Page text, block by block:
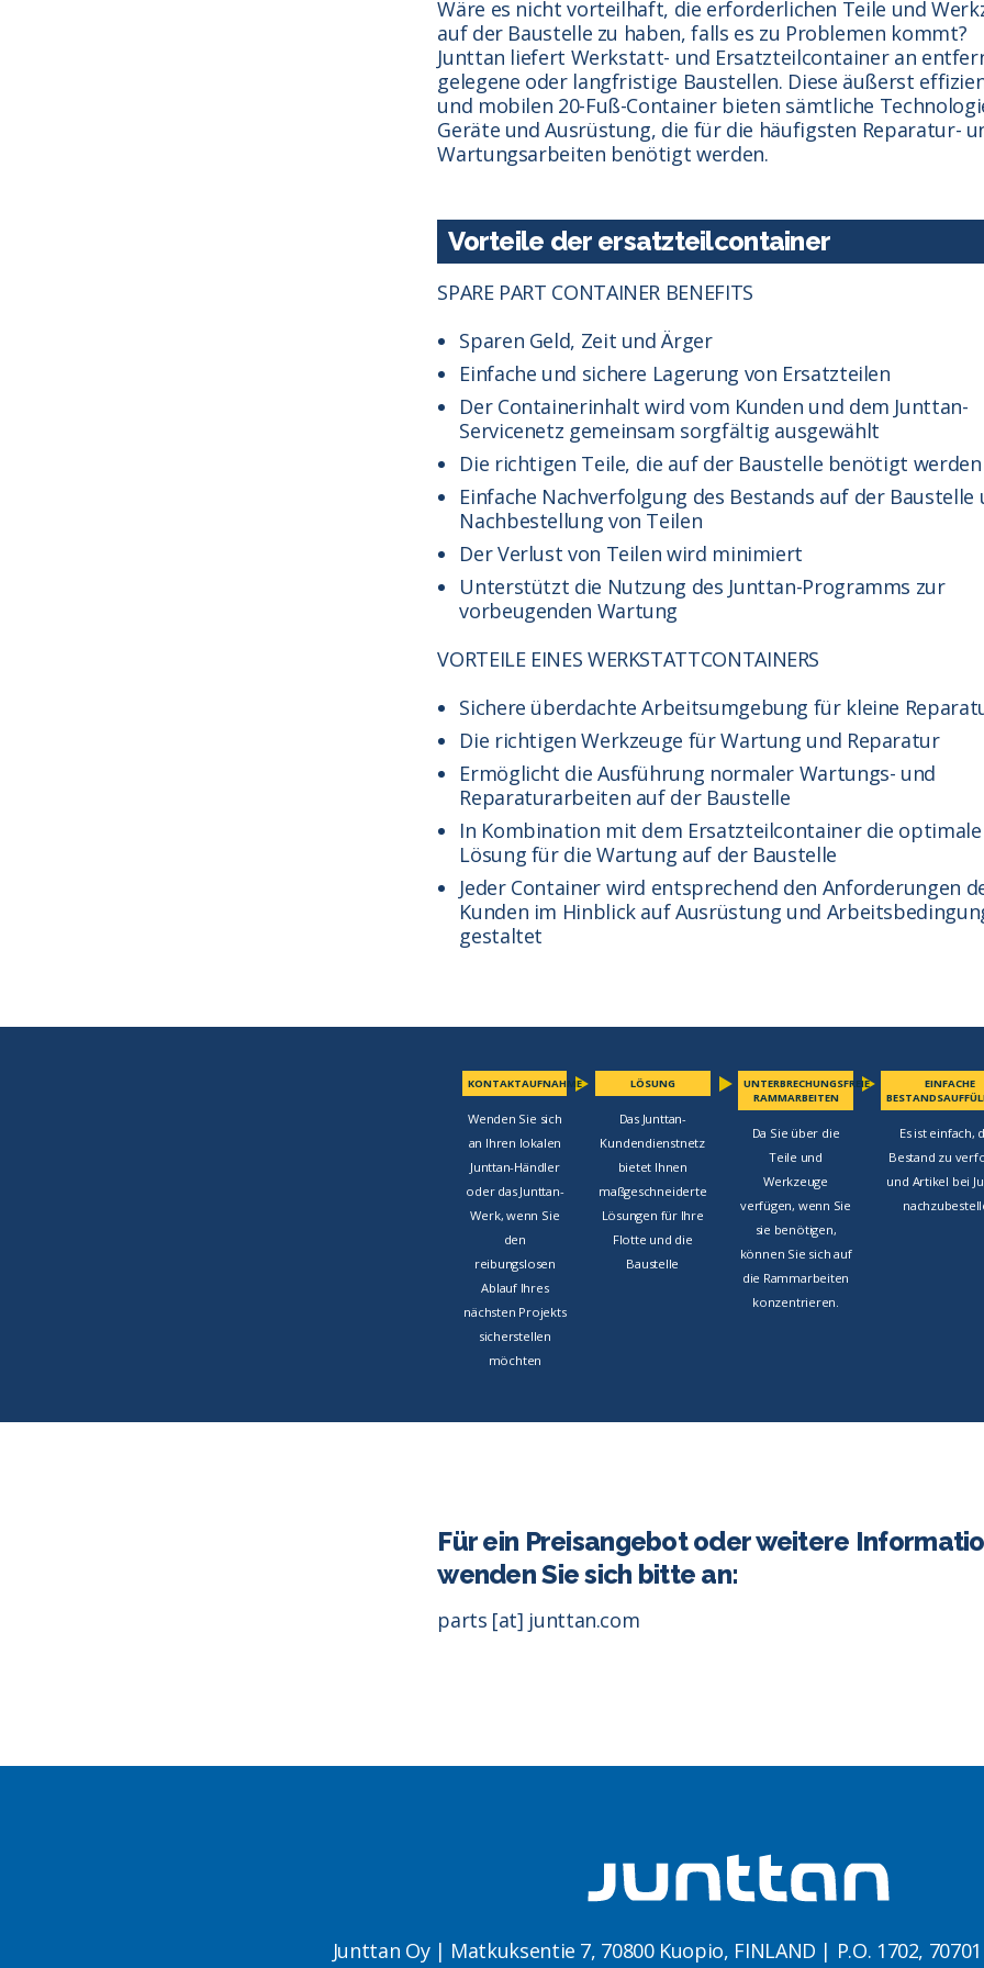
Wäre es nicht vorteilhaft, die erforderlichen Teile und
auf der Baustelle zu haben, falls es zu Problemen kommt?
Junttan liefert Werkstatt- und Ersatzteilcontainer an
gelegene oder langfristige Baustellen. Diese äußerst
und mobilen 20-Fuß-Container bieten sämtliche
Geräte und Ausrüstung, die für die häufigsten Reparatur-
Wartungsarbeiten benötigt werden.
Vorteile der ersatzteilcontainer
SPARE PART CONTAINER BENEFITS
Sparen Geld, Zeit und Ärger
Einfache und sichere Lagerung von Ersatzteilen
Der Containerinhalt wird vom Kunden und dem Junttan-
Servicenetz gemeinsam sorgfältig ausgewählt
Die richtigen Teile, die auf der Baustelle benötigt werden
Einfache Nachverfolgung des Bestands auf der Baustelle
Nachbestellung von Teilen
Der Verlust von Teilen wird minimiert
Unterstützt die Nutzung des Junttan-Programms zur
vorbeugenden Wartung
VORTEILE EINES WERKSTATTCONTAINERS
Sichere überdachte Arbeitsumgebung für kleine
Die richtigen Werkzeuge für Wartung und Reparatur
Ermöglicht die Ausführung normaler Wartungs- und
Reparaturarbeiten auf der Baustelle
In Kombination mit dem Ersatzteilcontainer die optimale
Lösung für die Wartung auf der Baustelle
Jeder Container wird entsprechend den Anforderungen
Kunden im Hinblick auf Ausrüstung und
gestaltet
KONTAKTAUFNAHME
Wenden Sie sich
an Ihren lokalen
Junttan-Händler
oder das Junttan-
Werk, wenn Sie
den
reibungslosen
Ablauf Ihres
nächsten Projekts
sicherstellen
möchten
LÖSUNG
Das Junttan-
Kundendienstnetz
bietet Ihnen
maßgeschneiderte
Lösungen für Ihre
Flotte und die
Baustelle
UNTERBRECHUNGSFREIE
RAMMARBEITEN
Da Sie über die
Teile und
Werkzeuge
verfügen, wenn Sie
sie benötigen,
können Sie sich auf
die Rammarbeiten
konzentrieren.
EINFACHE
Es ist einfach,
Bestand zu
und Artikel bei
Für ein Preisangebot oder weitere
wenden Sie sich bitte an:
parts [at] junttan.com
Junttan Oy | Matkuksentie 7, 70800 Kuopio, FINLAND | P.O. 1702,